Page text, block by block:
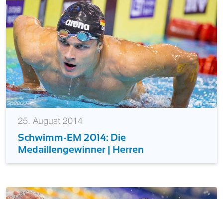
25. August 2014
Schwimm-EM 2014: Die
Medaillengewinner | Herren